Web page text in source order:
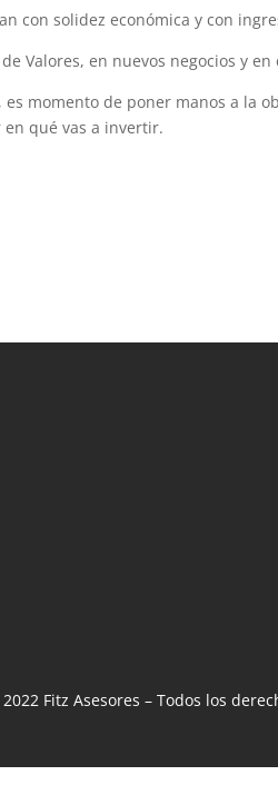
con solidez económica y con
Valores, en nuevos negocios y en
momento de poner manos a la
qué vas a invertir.
Fitz Asesores – Todos los